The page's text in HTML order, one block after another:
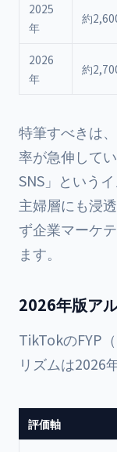
2025
年
約
2026
年
約
特筆すべきは
率が急伸して
SNS」という
主婦層にも浸
ず企業マーケ
ます。
2026年版ア
TikTokのFYP
リズムは2026
評価軸